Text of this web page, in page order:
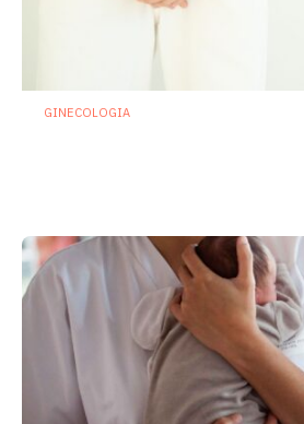
GINECOLOGIA